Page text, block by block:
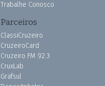
Trabalhe Conosco
Parceiros
ClassiCruzeiro
CruzeiroCard
Cruzeiro FM 92.3
CruxLab
Grafsul